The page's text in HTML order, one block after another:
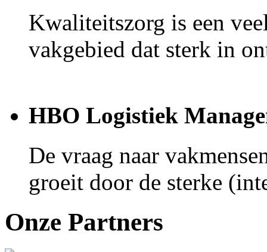
Kwaliteitszorg is een
vakgebied dat sterk in
HBO Logistiek
De vraag naar
groeit door de sterke
Onze Partners